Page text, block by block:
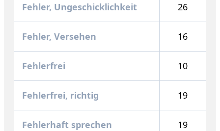
Fehler, Ungeschicklichkeit 26
Fehler, Versehen 16
Fehlerfrei 10
Fehlerfrei, richtig 19
Fehlerhaft sprechen 19